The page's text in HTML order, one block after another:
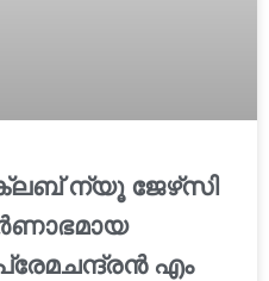
ന്യൂ ജേഴ്‌സി
എം